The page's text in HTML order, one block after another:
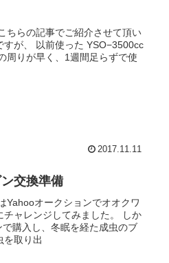
ちらの記事でご紹介させて頂い
が、 以前使った YSO−3500cc
周りが早く、1週間足らずで使
2017.11.11
交換準備
Yahooオークションでオオクワ
ャレンジしてみました。 しか
購入し、冬眠を経た成虫のブ
を取り出